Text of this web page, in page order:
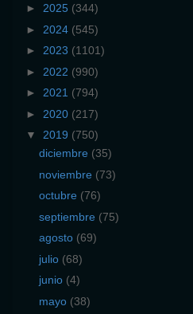
► 2025 (344)
► 2024 (545)
► 2023 (1101)
► 2022 (990)
► 2021 (794)
► 2020 (217)
▼ 2019 (750)
diciembre (35)
noviembre (73)
octubre (76)
septiembre (75)
agosto (69)
julio (68)
junio (4)
mayo (38)